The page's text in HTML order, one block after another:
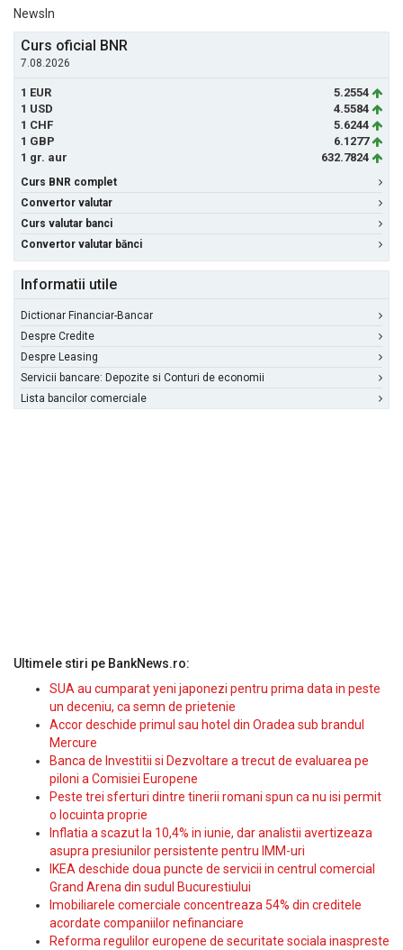
NewsIn
Curs oficial BNR
7.08.2026
1 EUR
5.2554
1 USD
4.5584
1 CHF
5.6244
1 GBP
6.1277
1 gr. aur
632.7824
Curs BNR complet
Convertor valutar
Curs valutar banci
Convertor valutar bănci
Informatii utile
Dictionar Financiar-Bancar
Despre Credite
Despre Leasing
Servicii bancare: Depozite si Conturi de economii
Lista bancilor comerciale
Ultimele stiri pe BankNews.ro:
SUA au cumparat yeni japonezi pentru prima data in peste
un deceniu, ca semn de prietenie
Accor deschide primul sau hotel din Oradea sub brandul
Mercure
Banca de Investitii si Dezvoltare a trecut de evaluarea pe
piloni a Comisiei Europene
Peste trei sferturi dintre tinerii romani spun ca nu isi permit
o locuinta proprie
Inflatia a scazut la 10,4% in iunie, dar analistii avertizeaza
asupra presiunilor persistente pentru IMM-uri
IKEA deschide doua puncte de servicii in centrul comercial
Grand Arena din sudul Bucurestiului
Imobiliarele comerciale concentreaza 54% din creditele
acordate companiilor nefinanciare
Reforma regulilor europene de securitate sociala inaspreste